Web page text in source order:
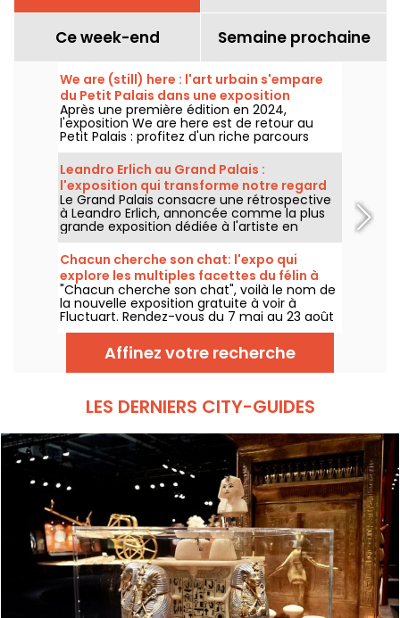
Ce week-end Semaine prochaine
We are (still) here : l'art urbain s'empare
du Petit Palais dans une exposition
gratuite cet été
Après une première édition en 2024,
l'exposition We are here est de retour au
Petit Palais : profitez d'un riche parcours
d'art urbain en plein cœur du musée des
Beaux-Arts. L'exposition est visible
gratuitement du 20 juin au 20 septembre
2026.
Leandro Erlich au Grand Palais :
l'exposition qui transforme notre regard
sur le réel - nos photos
Le Grand Palais consacre une rétrospective
à Leandro Erlich, annoncée comme la plus
grande exposition dédiée à l'artiste en
Europe ! Rendez-vous du 2 juin au 6
septembre 2026 pour découvrir l'univers
singulier de Leandro Erlich, connu pour ses
installations qui brouillent nos repères et
notre perception dans l'espace public.
Chacun cherche son chat: l'expo qui
explore les multiples facettes du félin à
Fluctuart - nos photos
"Chacun cherche son chat", voilà le nom de
la nouvelle exposition gratuite à voir à
Fluctuart. Rendez-vous du 7 mai au 23 août
2026 pour admirer les œuvres d'une dizaine
d'artistes issus de l’art urbain. Pour
l'occasion, Madame, Kraken, Ardif ou encore
Wenna explorent les multiples facettes du
Affinez votre recherche
LES DERNIERS CITY-GUIDES